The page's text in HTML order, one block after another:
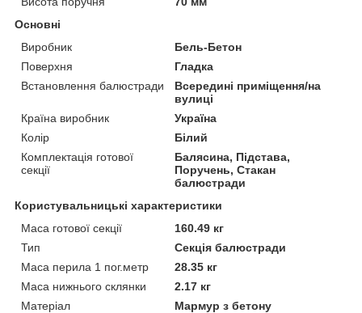
Основні
Виробник
Бель-Бетон
Поверхня
Гладка
Встановлення балюстради
Всередині приміщення/на
вулиці
Країна виробник
Україна
Колір
Білий
Комплектація готової
секції
Балясина, Підстава,
Поручень, Стакан
балюстради
Користувальницькі характеристики
Маса готової секції
160.49 кг
Тип
Секція балюстради
Маса перила 1 пог.метр
28.35 кг
Маса нижнього склянки
2.17 кг
Матеріал
Мармур з бетону